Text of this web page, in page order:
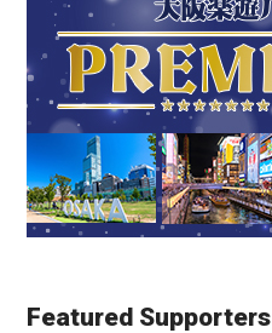
Featured Supporters